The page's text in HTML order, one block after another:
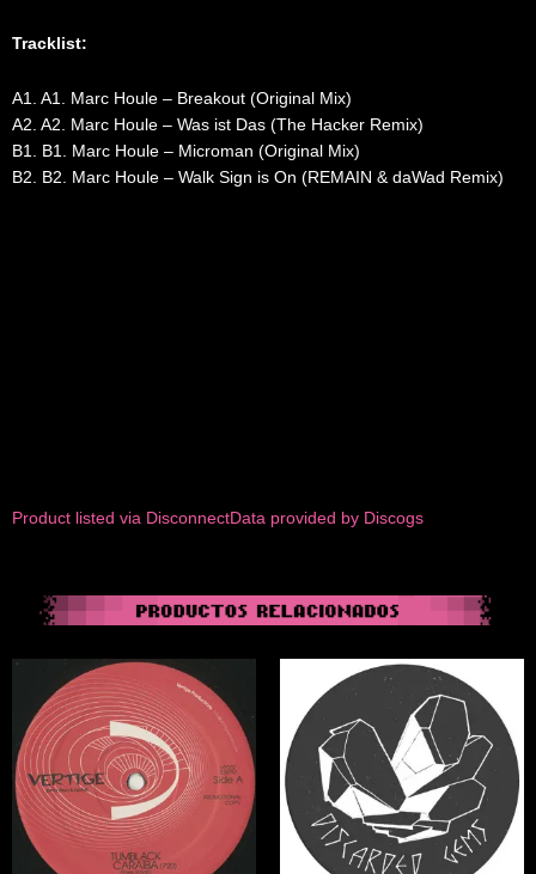
Tracklist:
A1. A1. Marc Houle – Breakout (Original Mix)
A2. A2. Marc Houle – Was ist Das (The Hacker Remix)
B1. B1. Marc Houle – Microman (Original Mix)
B2. B2. Marc Houle – Walk Sign is On (REMAIN & daWad Remix)
Product listed via DisconnectData provided by Discogs